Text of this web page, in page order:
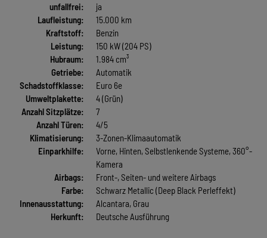
unfallfrei:
ja
Laufleistung:
15.000 km
Kraftstoff:
Benzin
Leistung:
150 kW (204 PS)
Hubraum:
1.984 cm³
Getriebe:
Automatik
Schadstoffklasse:
Euro 6e
Umweltplakette:
4 (Grün)
Anzahl Sitzplätze:
7
Anzahl Türen:
4/5
Klimatisierung:
3-Zonen-Klimaautomatik
Einparkhilfe:
Vorne, Hinten, Selbstlenkende Systeme, 360°-
Kamera
Airbags:
Front-, Seiten- und weitere Airbags
Farbe:
Schwarz Metallic (Deep Black Perleffekt)
Innenausstattung:
Alcantara, Grau
Herkunft:
Deutsche Ausführung